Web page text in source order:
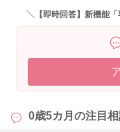
＼【即時回答】新機能
0歳5カ月の注目